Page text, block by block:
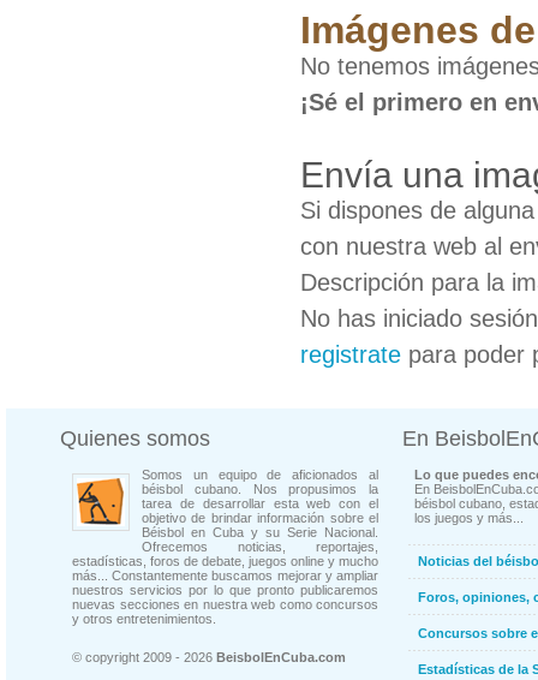
Imágenes
No tenemos
¡Sé el primero en
Envía una
Si dispones de
con nuestra web al
Descripción para la
No has iniciado
registrate para poder
Quienes somos
Somos un equipo de aficionados al
béisbol cubano. Nos propusimos la
tarea de desarrollar esta web con el
objetivo de brindar información sobre el
Béisbol en Cuba y su Serie Nacional.
Ofrecemos noticias, reportajes,
estadísticas, foros de debate, juegos online y mucho
más... Constantemente buscamos mejorar y ampliar
nuestros servicios por lo que pronto publicaremos
nuevas secciones en nuestra web como concursos
y otros entretenimientos.
© copyright 2009 - 2026 BeisbolEnCuba.com
En
Lo que puedes
En
béisbol cubano,
los juegos y más...
Noticias del
Foros, opiniones,
Concursos sobre
Estadísticas de la